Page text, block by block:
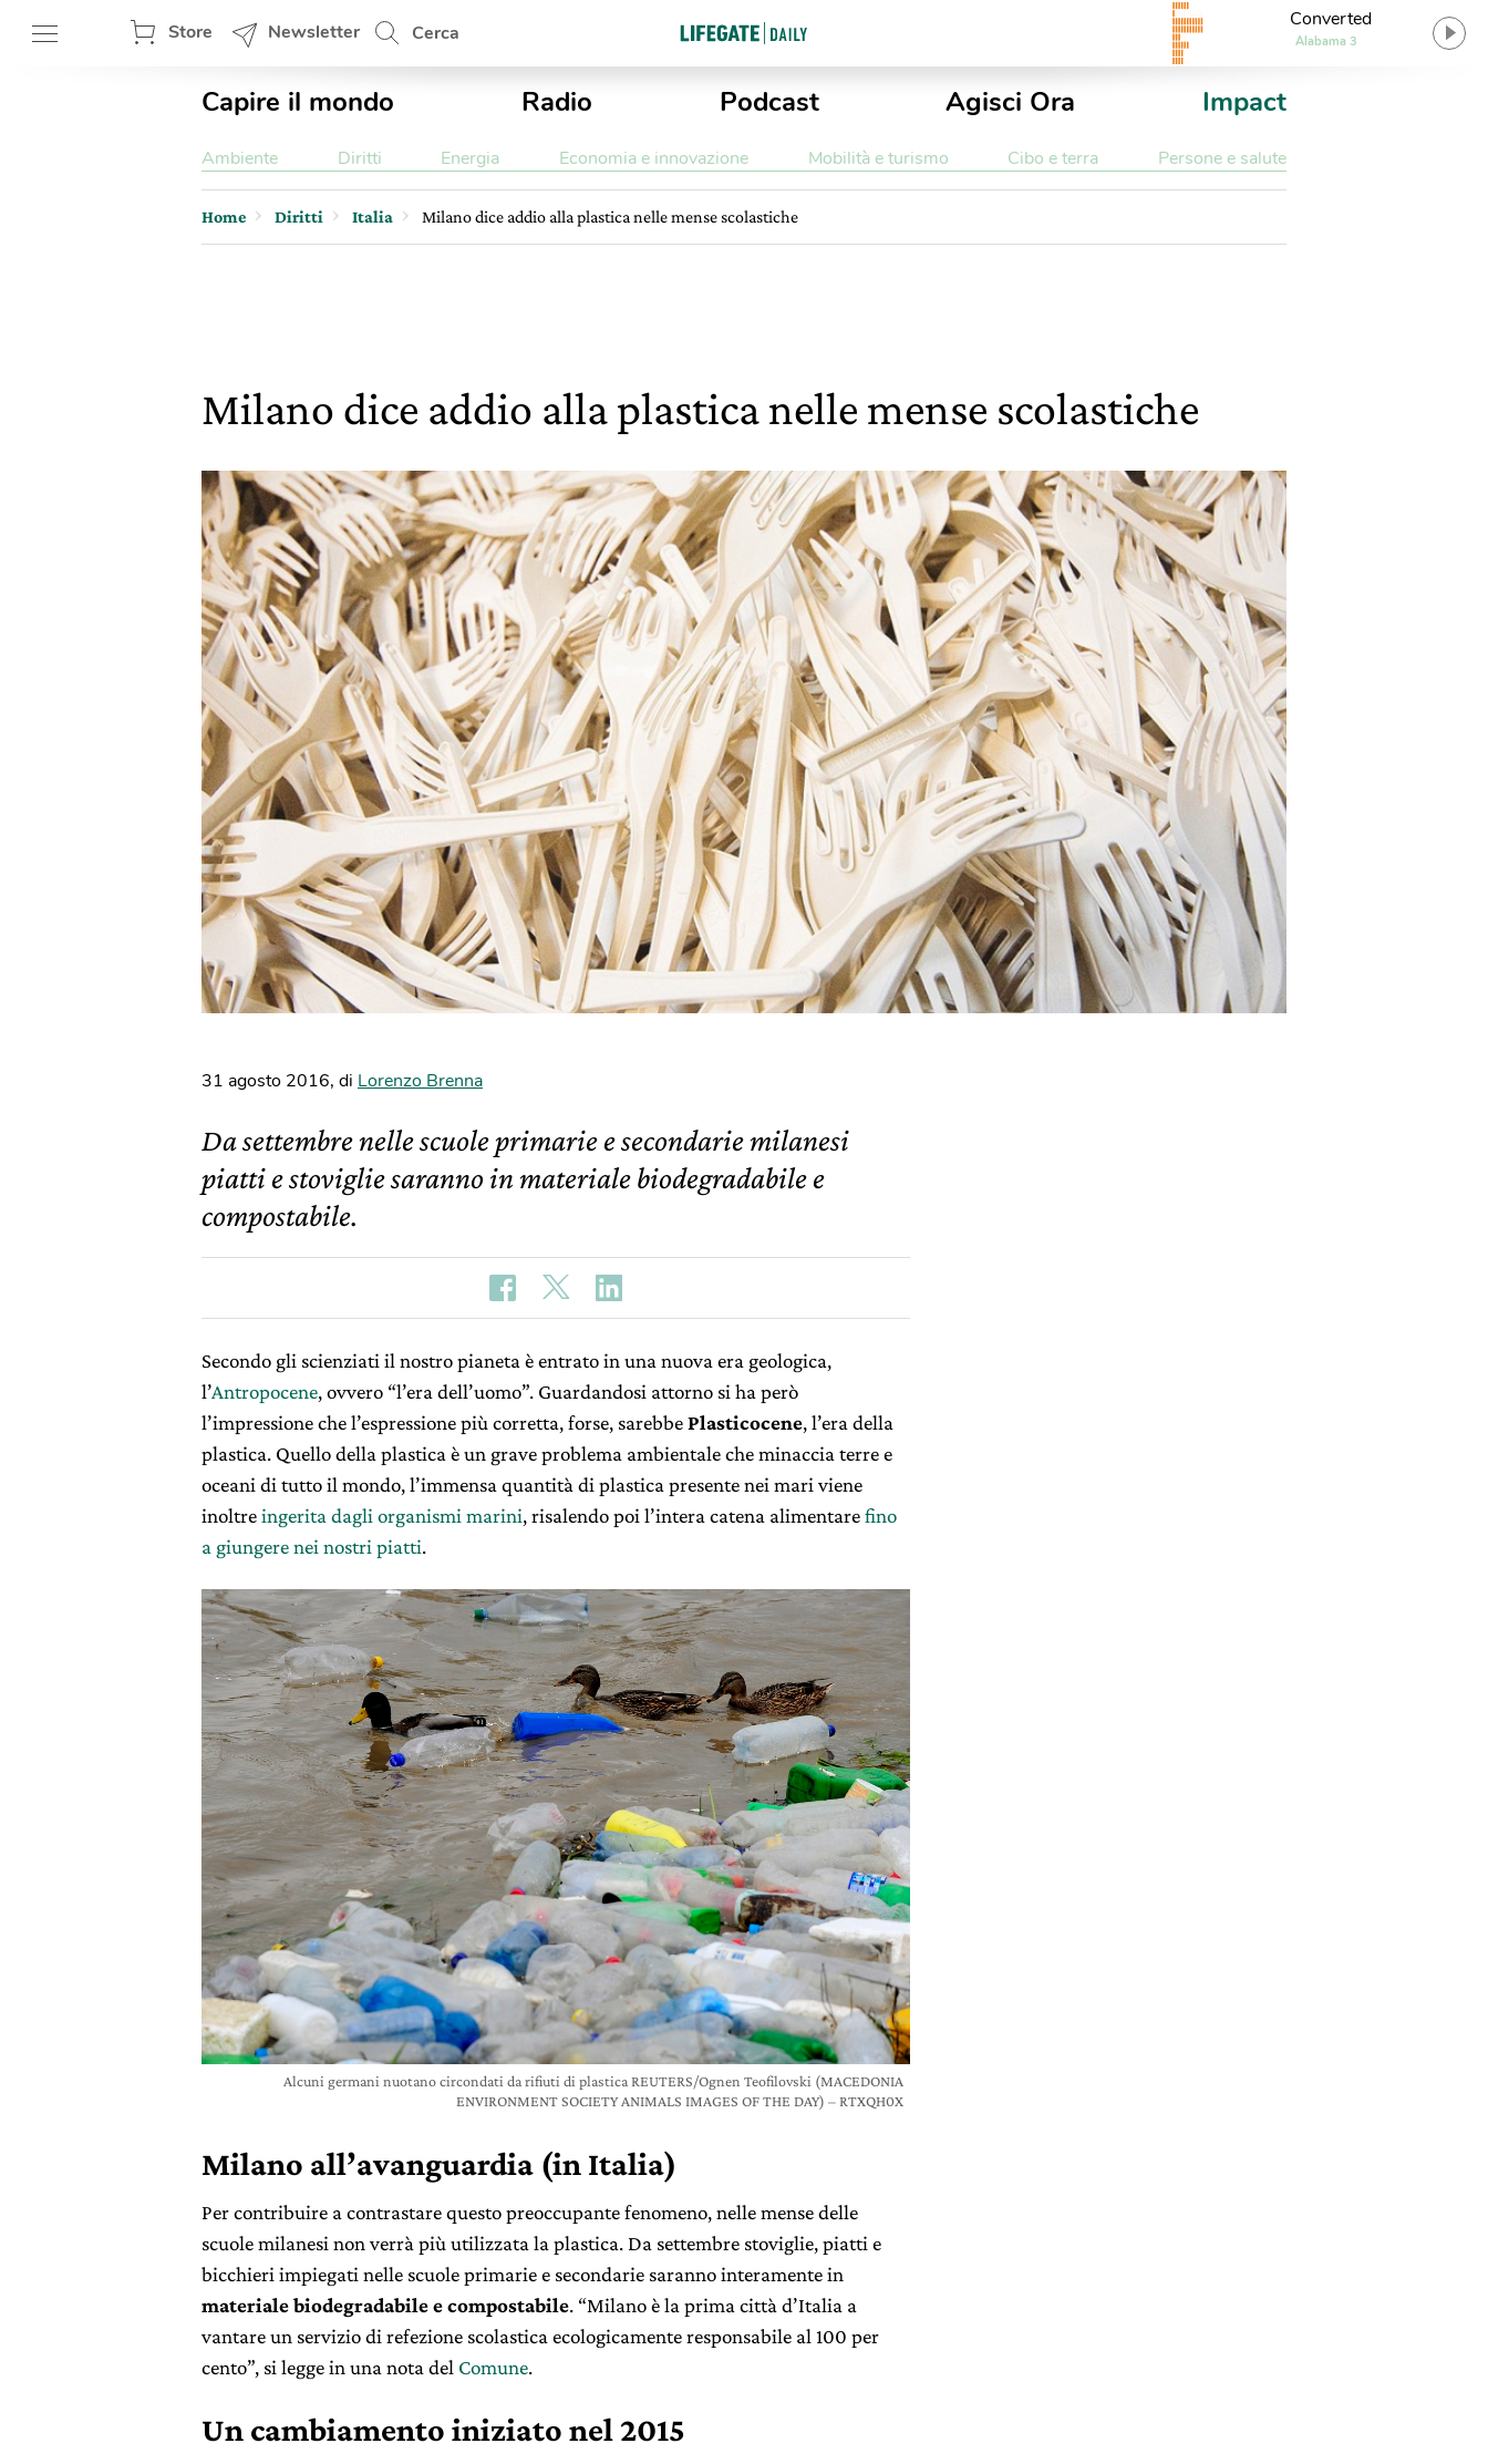
Store Newsletter Cerca
Converted
Alabama 3
Capire il mondo Radio Podcast Agisci Ora Impact
Ambiente Diritti Energia Economia e innovazione Mobilità e turismo Cibo e terra Persone e salute
Home Diritti Italia Milano dice addio alla plastica nelle mense scolastiche
Milano dice addio alla plastica nelle mense scolastiche
31 agosto 2016, di Lorenzo Brenna
Da settembre nelle scuole primarie e secondarie milanesi
piatti e stoviglie saranno in materiale biodegradabile e
compostabile.
Secondo gli scienziati il nostro pianeta è entrato in una nuova era geologica,
l’Antropocene, ovvero “l’era dell’uomo”. Guardandosi attorno si ha però
l’impressione che l’espressione più corretta, forse, sarebbePlasticocene, l’era della
plastica. Quello della plastica è un grave problema ambientale che minaccia terre e
oceani di tutto il mondo, l’immensa quantità di plastica presente nei mari viene
inoltreingerita dagli organismi marini, risalendo poi l’intera catena alimentarefino
a giungere nei nostri piatti.
Alcuni germani nuotano circondati da rifiuti di plastica REUTERS/Ognen Teofilovski (MACEDONIA
ENVIRONMENT SOCIETY ANIMALS IMAGES OF THE DAY) – RTXQH0X
Milano all’avanguardia (in Italia)
Per contribuire a contrastare questo preoccupante fenomeno, nelle mense delle
scuole milanesi non verrà più utilizzata la plastica. Da settembre stoviglie, piatti e
bicchieri impiegati nelle scuole primarie e secondarie saranno interamente in
materiale biodegradabile e compostabile. “Milano è la prima città d’Italia a
vantare un servizio di refezione scolastica ecologicamente responsabile al 100 per
cento”, si legge in una nota del Comune.
Un cambiamento iniziato nel 2015